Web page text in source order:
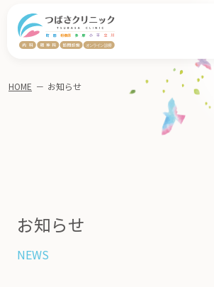
お知らせ
NEWS
HOME － お知らせ